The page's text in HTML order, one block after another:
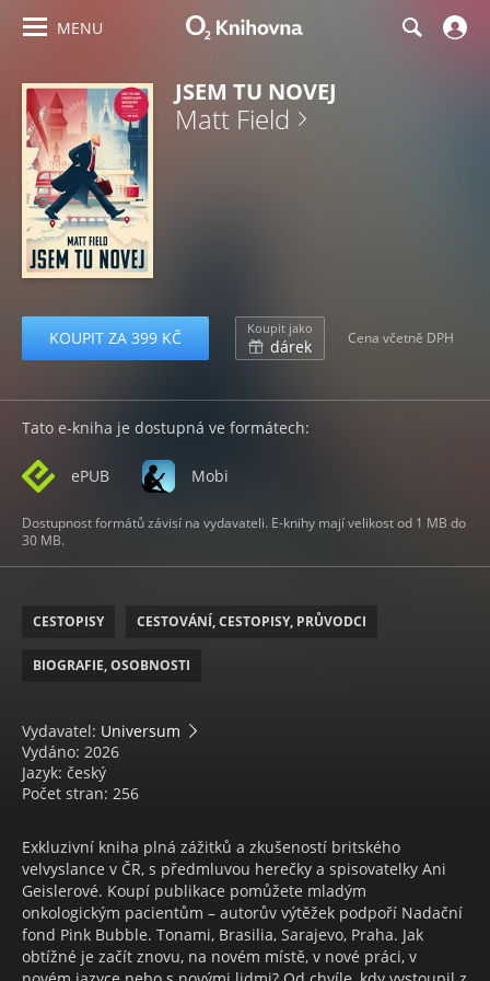
MENU
JSEM TU NOVEJ
Matt Field
KOUPIT ZA 399 KČ Koupit jako
dárek Cena včetně DPH
Tato e-kniha je dostupná ve formátech:
ePUB Mobi
Dostupnost formátů závisí na vydavateli. E-knihy mají velikost od 1 MB do
30 MB.
CESTOPISY CESTOVÁNÍ, CESTOPISY, PRŮVODCI
BIOGRAFIE, OSOBNOSTI
Vydavatel: Universum
Vydáno: 2026
Jazyk: český
Počet stran: 256
Exkluzivní kniha plná zážitků a zkušeností britského
velvyslance v ČR, s předmluvou herečky a spisovatelky Ani
Geislerové. Koupí publikace pomůžete mladým
onkologickým pacientům – autorův výtěžek podpoří Nadační
fond Pink Bubble. Tonami, Brasilia, Sarajevo, Praha. Jak
obtížné je začít znovu, na novém místě, v nové práci, v